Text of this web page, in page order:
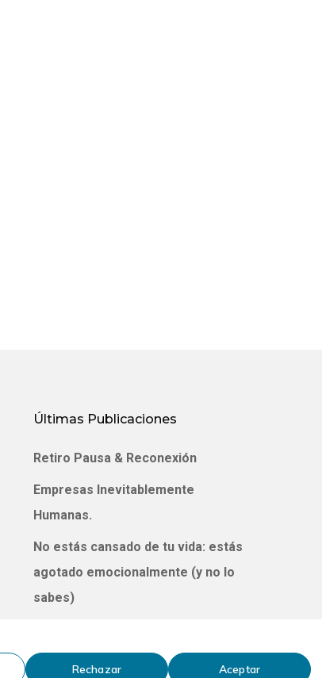
Últimas Publicaciones
Retiro Pausa & Reconexión
Empresas Inevitablemente
Humanas.
No estás cansado de tu vida: estás
agotado emocionalmente (y no lo
sabes)
Rechazar Aceptar